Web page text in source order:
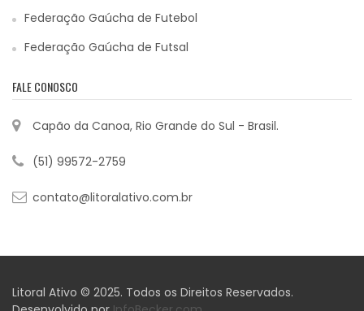
Federação Gaúcha de Futebol
Federação Gaúcha de Futsal
FALE CONOSCO
Capão da Canoa, Rio Grande do Sul - Brasil.
(51) 99572-2759
contato@litoralativo.com.br
Litoral Ativo © 2025. Todos os Direitos Reservados.